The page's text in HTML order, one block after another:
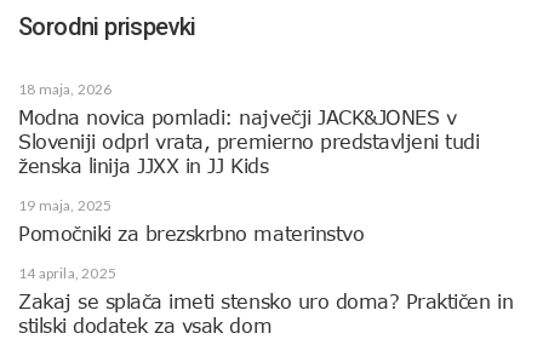
Sorodni prispevki
18 maja, 2026
Modna novica pomladi: največji JACK&JONES v
Sloveniji odprl vrata, premierno predstavljeni tudi
ženska linija JJXX in JJ Kids
19 maja, 2025
Pomočniki za brezskrbno materinstvo
14 aprila, 2025
Zakaj se splača imeti stensko uro doma? Praktičen in
stilski dodatek za vsak dom